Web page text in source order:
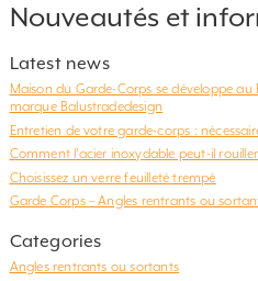
Nouveautés et
Latest news
Maison du Garde-Corps se développe
marque Balustradedesign
Entretien de votre garde-corps :
Comment l’acier inoxydable peut-il
Choisissez un verre feuilleté trempé
Garde Corps – Angles rentrants ou
Categories
Angles rentrants ou sortants